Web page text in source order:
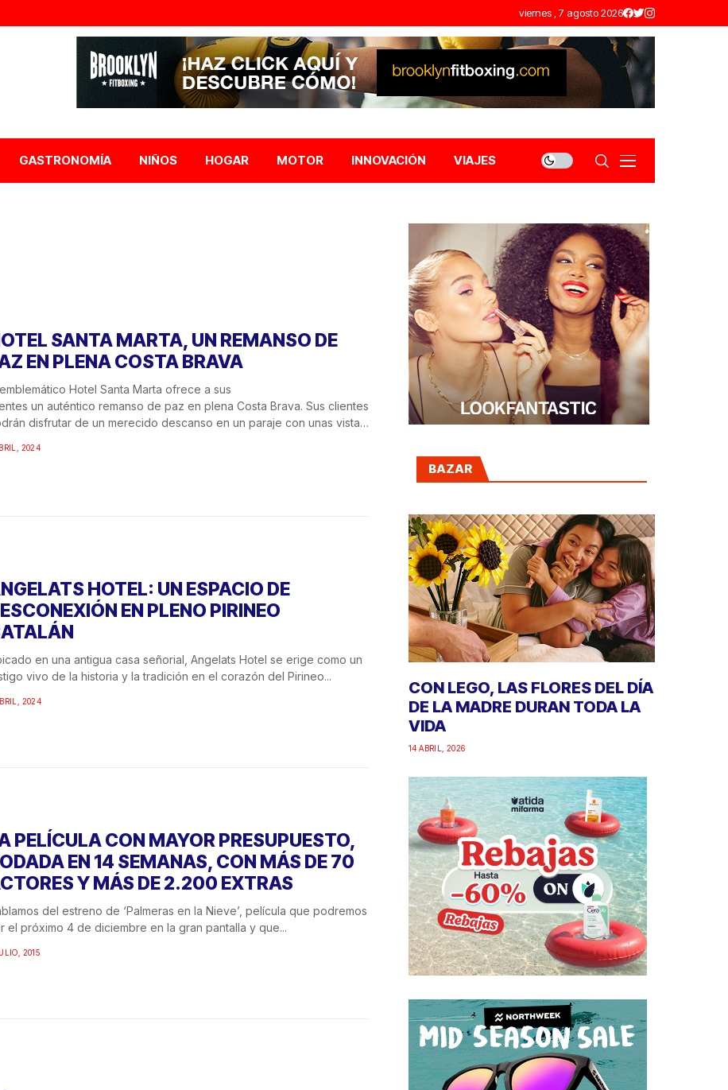
viernes , 7 agosto 2026
GASTRONOMÍA NIÑOS HOGAR MOTOR INNOVACIÓN VIAJES
SANTA MARTA, UN REMANSO DE
EN PLENA COSTA BRAVA
Hotel Santa Marta ofrece a sus
un auténtico remanso de paz en plena Costa Brava. Sus clientes
disfrutar de un merecido descanso en un paraje con unas vistas
2024
HOTEL: UN ESPACIO DE
EN PLENO PIRINEO
en una antigua casa señorial, Angelats Hotel se erige como un
vivo de la historia y la tradición en el corazón del Pirineo...
2024
PELÍCULA CON MAYOR PRESUPUESTO,
EN 14 SEMANAS, CON MÁS DE 70
Y MÁS DE 2.200 EXTRAS
del estreno de ‘Palmeras en la Nieve’, película que podremos
el próximo 4 de diciembre en la gran pantalla y que...
2015
BAZAR
CON LEGO, LAS FLORES DEL DÍA
DE LA MADRE DURAN TODA LA
VIDA
14 ABRIL, 2026